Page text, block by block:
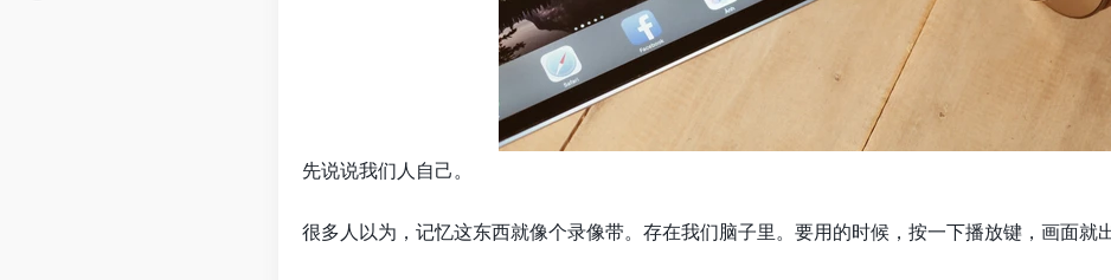
先说说我们人自己。
很多人以为，记忆这东西就像个录像带。存在我们脑子里。要用的时候，按一下播放键，画面就出